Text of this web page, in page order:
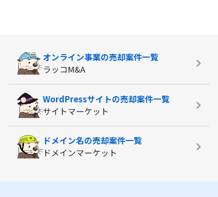
オンライン事業の売却案件一覧
ラッコM&A
WordPressサイトの売却案件一覧
サイトマーケット
ドメイン名の売却案件一覧
ドメインマーケット